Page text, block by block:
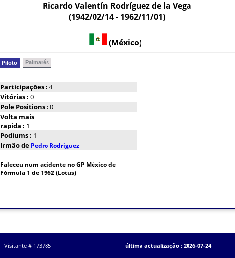
Ricardo Valentín Rodríguez de la Vega
(1942/02/14 - 1962/11/01)
(México)
Piloto Palmarés
Participações : 4
Vitórias : 0
Pole Positions : 0
Volta mais
rapida : 1
Podiums : 1
Irmão de Pedro Rodriguez
Faleceu num acidente no GP México de
Fórmula 1 de 1962 (Lotus)
Visitante # 173785 última actualização : 2026-07-24